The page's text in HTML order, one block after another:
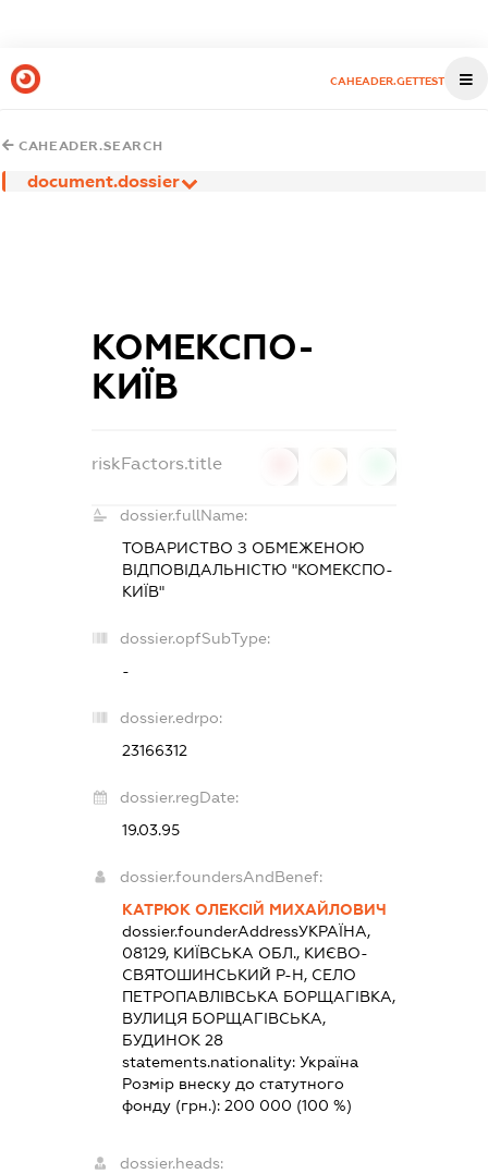
CAHEADER.GETTEST
CAHEADER.SEARCH
document.dossier
КОМЕКСПО-
КИЇВ
riskFactors.title
dossier.fullName:
ТОВАРИСТВО З ОБМЕЖЕНОЮ
ВІДПОВІДАЛЬНІСТЮ "КОМЕКСПО-
КИЇВ"
dossier.opfSubType:
-
dossier.edrpo:
23166312
dossier.regDate:
19.03.95
dossier.foundersAndBenef:
КАТРЮК ОЛЕКСІЙ МИХАЙЛОВИЧ
dossier.founderAddressУКРАЇНА,
08129, КИЇВСЬКА ОБЛ., КИЄВО-
СВЯТОШИНСЬКИЙ Р-Н, СЕЛО
ПЕТРОПАВЛІВСЬКА БОРЩАГІВКА,
ВУЛИЦЯ БОРЩАГІВСЬКА,
БУДИНОК 28
statements.nationality: Україна
Розмір внеску до статутного
фонду (грн.): 200 000 (100 %)
dossier.heads: